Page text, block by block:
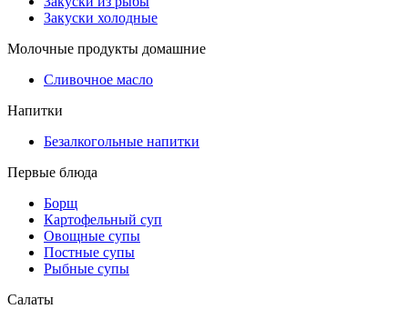
Закуски холодные
Молочные продукты домашние
Сливочное масло
Напитки
Безалкогольные напитки
Первые блюда
Борщ
Картофельный суп
Овощные супы
Постные супы
Рыбные супы
Салаты